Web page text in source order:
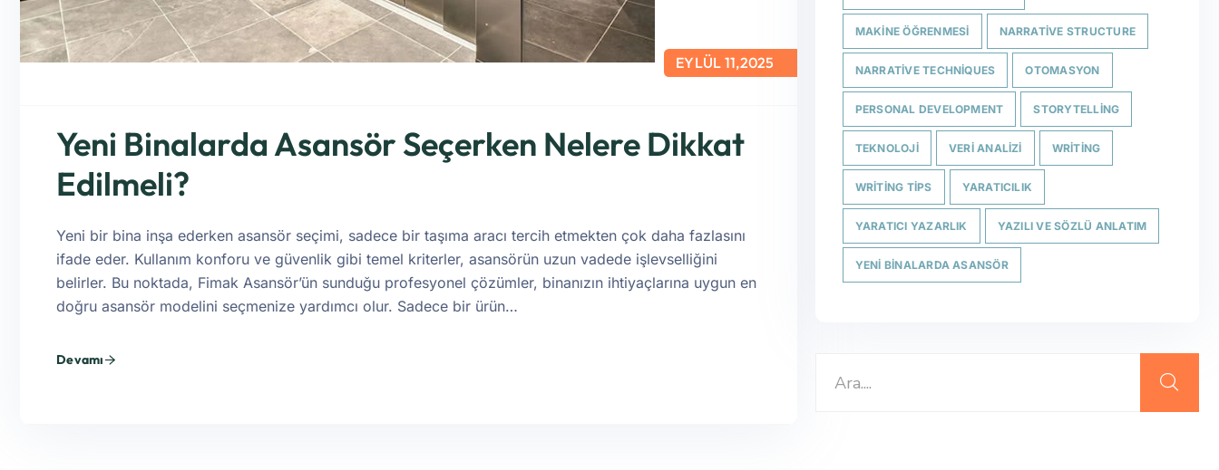
EYLÜL 11,2025
Yeni Binalarda Asansör Seçerken Nelere Dikkat
Edilmeli?
Yeni bir bina inşa ederken asansör seçimi, sadece bir taşıma aracı tercih etmekten çok daha fazlasını
ifade eder. Kullanım konforu ve güvenlik gibi temel kriterler, asansörün uzun vadede işlevselliğini
belirler. Bu noktada, Fimak Asansör’ün sunduğu profesyonel çözümler, binanızın ihtiyaçlarına uygun en
doğru asansör modelini seçmenize yardımcı olur. Sadece bir ürün…
Devamı
MAKINE ÖĞRENMESI NARRATIVE STRUCTURE
NARRATIVE TECHNIQUES OTOMASYON
PERSONAL DEVELOPMENT STORYTELLING
TEKNOLOJI VERI ANALIZI WRITING
WRITING TIPS YARATICILIK
YARATICI YAZARLIK YAZILI VE SÖZLÜ ANLATIM
YENI BINALARDA ASANSÖR